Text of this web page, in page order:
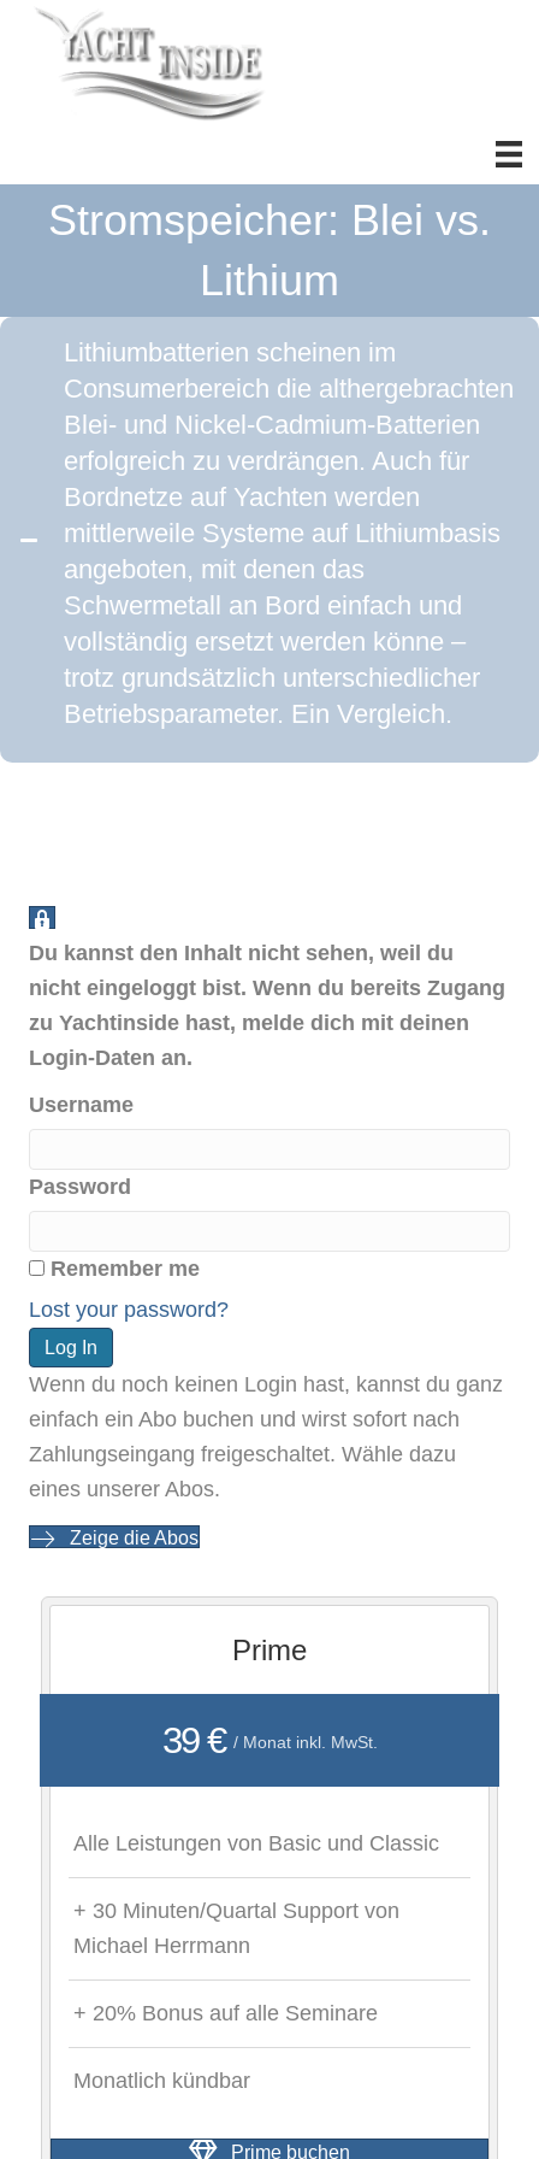
Stromspeicher: Blei vs.
Lithium
Lithiumbatterien scheinen im
Consumerbereich die althergebrachten
Blei- und Nickel-Cadmium-Batterien
erfolgreich zu verdrängen. Auch für
Bordnetze auf Yachten werden
mittlerweile Systeme auf Lithiumbasis
angeboten, mit denen das
Schwermetall an Bord einfach und
vollständig ersetzt werden könne –
trotz grundsätzlich unterschiedlicher
Betriebsparameter. Ein Vergleich.
Du kannst den Inhalt nicht sehen, weil du
nicht eingeloggt bist. Wenn du bereits Zugang
zu Yachtinside hast, melde dich mit deinen
Login-Daten an.
Username
Password
Remember me
Lost your password?
Wenn du noch keinen Login hast, kannst du ganz
einfach ein Abo buchen und wirst sofort nach
Zahlungseingang freigeschaltet. Wähle dazu
eines unserer Abos.
Zeige die Abos
Prime
39 € / Monat inkl. MwSt.
Alle Leistungen von Basic und Classic
+ 30 Minuten/Quartal Support von
Michael Herrmann
+ 20% Bonus auf alle Seminare
Monatlich kündbar
Prime buchen